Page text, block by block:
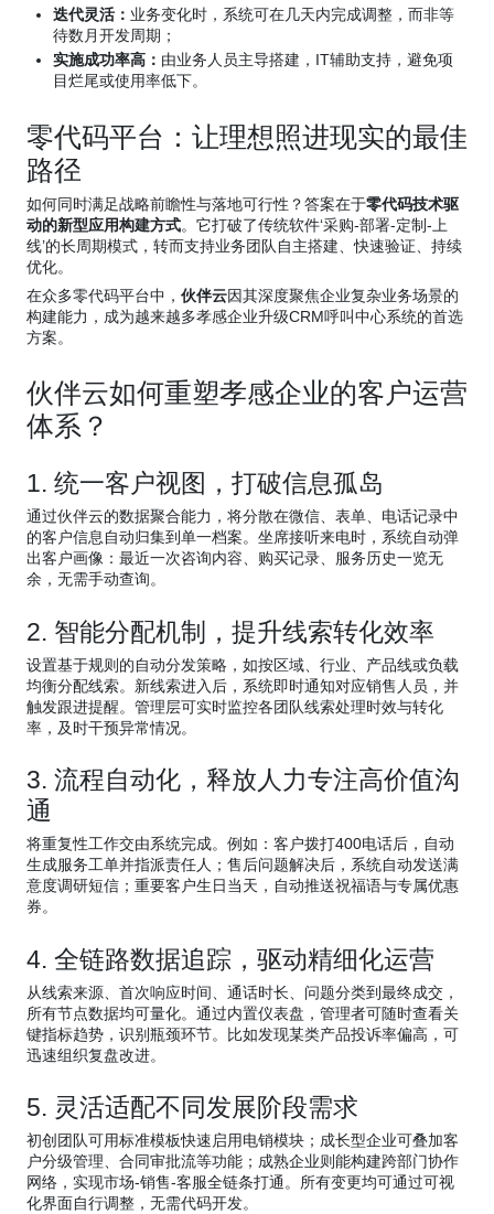
迭代灵活： 业务变化时，系统可在几天内完成调整，而非等
待数月开发周期；
实施成功率高： 由业务人员主导搭建，IT辅助支持，避免项
目烂尾或使用率低下。
零代码平台：让理想照进现实的最佳
路径
如何同时满足战略前瞻性与落地可行性？答案在于零代码技术驱
动的新型应用构建方式。它打破了传统软件‘采购-部署-定制-上
线’的长周期模式，转而支持业务团队自主搭建、快速验证、持续
优化。
在众多零代码平台中， 伙伴云因其深度聚焦企业复杂业务场景的
构建能力，成为越来越多孝感企业升级CRM呼叫中心系统的首选
方案。
伙伴云如何重塑孝感企业的客户运营
体系？
1. 统一客户视图，打破信息孤岛
通过伙伴云的数据聚合能力，将分散在微信、表单、电话记录中
的客户信息自动归集到单一档案。坐席接听来电时，系统自动弹
出客户画像：最近一次咨询内容、购买记录、服务历史一览无
余，无需手动查询。
2. 智能分配机制，提升线索转化效率
设置基于规则的自动分发策略，如按区域、行业、产品线或负载
均衡分配线索。新线索进入后，系统即时通知对应销售人员，并
触发跟进提醒。管理层可实时监控各团队线索处理时效与转化
率，及时干预异常情况。
3. 流程自动化，释放人力专注高价值沟
通
将重复性工作交由系统完成。例如：客户拨打400电话后，自动
生成服务工单并指派责任人；售后问题解决后，系统自动发送满
意度调研短信；重要客户生日当天，自动推送祝福语与专属优惠
券。
4. 全链路数据追踪，驱动精细化运营
从线索来源、首次响应时间、通话时长、问题分类到最终成交，
所有节点数据均可量化。通过内置仪表盘，管理者可随时查看关
键指标趋势，识别瓶颈环节。比如发现某类产品投诉率偏高，可
迅速组织复盘改进。
5. 灵活适配不同发展阶段需求
初创团队可用标准模板快速启用电销模块；成长型企业可叠加客
户分级管理、合同审批流等功能；成熟企业则能构建跨部门协作
网络，实现市场-销售-客服全链条打通。所有变更均可通过可视
化界面自行调整，无需代码开发。